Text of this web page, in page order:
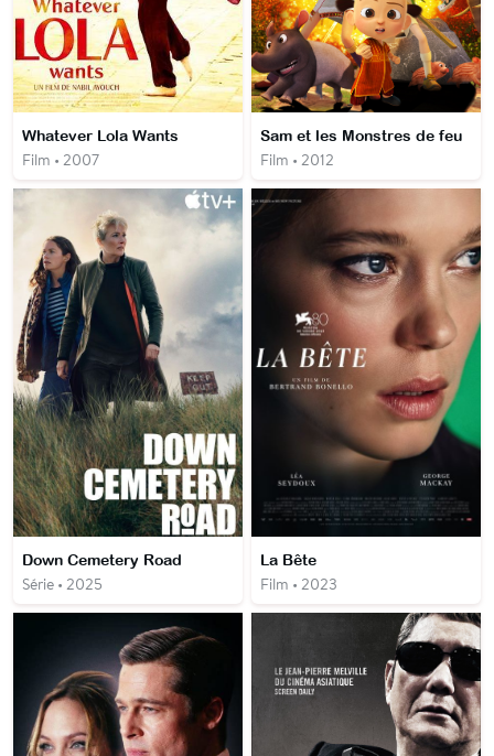
Whatever Lola Wants
Film • 2007
Sam et les Monstres de feu
Film • 2012
Down Cemetery Road
Série • 2025
La Bête
Film • 2023